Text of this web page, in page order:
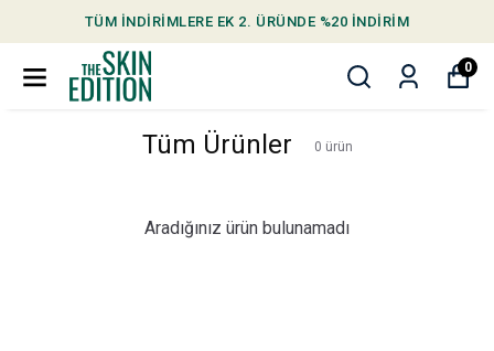
TÜM İNDİRİMLERE EK 2. ÜRÜNDE %20 İNDİRİM
0
Tüm Ürünler 0 ürün
Aradığınız ürün bulunamadı